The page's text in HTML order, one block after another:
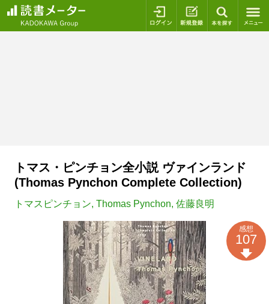
ログイン 新規登録
トマス・ピンチョン全小説 ヴァインランド
(Thomas Pynchon Complete Collection)
トマスピンチョン, Thomas Pynchon, 佐藤良明
感想
107